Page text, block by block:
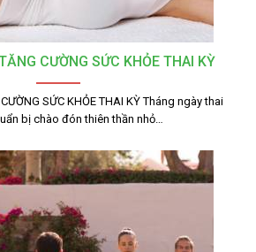
CƯỜNG SỨC KHỎE THAI KỲ
SỨC KHỎE THAI KỲ Tháng ngày thai
bị chào đón thiên thần nhỏ…